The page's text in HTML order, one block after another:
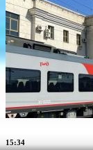
15:34